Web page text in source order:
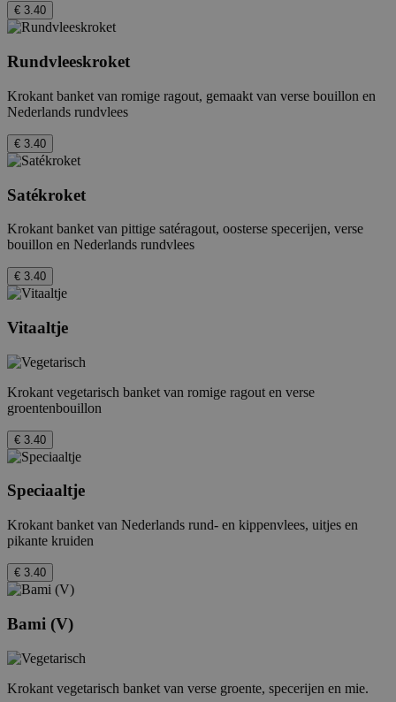
€ 3.40
Rundvleeskroket
Krokant banket van romige ragout, gemaakt van verse bouillon en
Nederlands rundvlees
€ 3.40
Satékroket
Krokant banket van pittige satéragout, oosterse specerijen, verse
bouillon en Nederlands rundvlees
€ 3.40
Vitaaltje
Krokant vegetarisch banket van romige ragout en verse
groentenbouillon
€ 3.40
Speciaaltje
Krokant banket van Nederlands rund- en kippenvlees, uitjes en
pikante kruiden
€ 3.40
Bami (V)
Krokant vegetarisch banket van verse groente, specerijen en mie.